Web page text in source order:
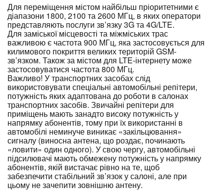
Для переміщення містом найбільш пріоритетними є
діапазони 1800, 2100 та 2600 МГц, в яких оператори
представляють послуги зв’язку 3G та 4G/LTE.
Для заміської місцевості та міжміських трас
важливою є частота 900 МГц, яка застосовується для
килимового покриття великих територій GSM-
зв’язком. Також за містом для LTE-інтернету може
застосовуватися частота 800 МГц.
Важливо! У транспортних засобах слід
використовувати спеціальні автомобільні репітери,
потужність яких адаптована до роботи в салонах
транспортних засобів. Звичайні репітери для
приміщень мають занадто високу потужність у
напрямку абонентів, тому при їх використанні в
автомобілі неминуче виникає «закільцювання»
сигналу (виносна антена, що роздає, починають
«ловити» один одного). У свою чергу, автомобільні
підсилювачі мають обмежену потужність у напрямку
абонентів, якій вистачає рівно на те, щоб
забезпечити стабільний зв’язок у салоні, але при
цьому не зачепити зовнішню антену.